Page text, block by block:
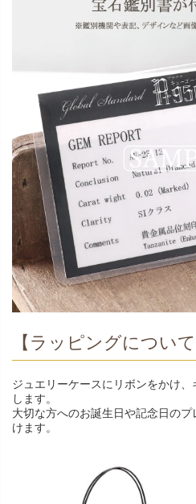
【ラッピングについて
ジュエリーケースにリボンをかけ
します。
大切な方へのお誕生日や記念日の
けます。